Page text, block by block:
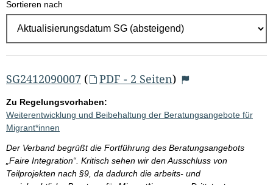
h
E
g
e
b
n
i
s
s
e
p
Sortieren nach
SG2412090007 ( PDF - 2 Seiten)
Zu Regelungsvorhaben:
Weiterentwicklung und Beibehaltung der Beratungsangebote für
Migrant*innen
Der Verband begrüßt die Fortführung des Beratungsangebots
„Faire Integration“. Kritisch sehen wir den Ausschluss von
Teilprojekten nach §9, da dadurch die arbeits- und